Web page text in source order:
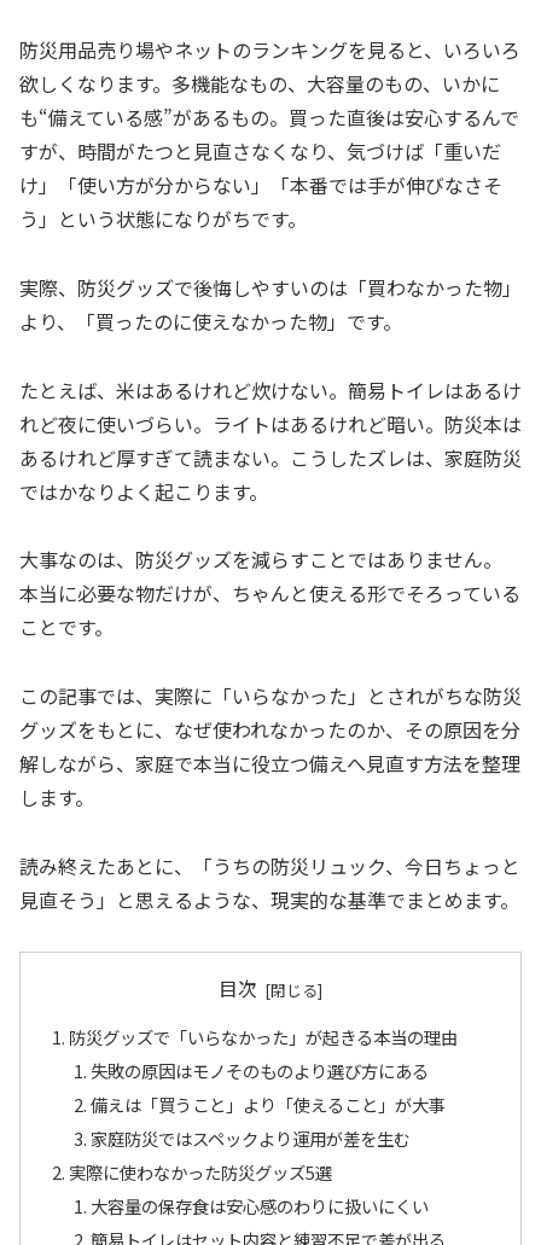
防災用品売り場やネットのランキングを見ると、いろいろ
欲しくなります。多機能なもの、大容量のもの、いかに
も“備えている感”があるもの。買った直後は安心するんで
すが、時間がたつと見直さなくなり、気づけば「重いだ
け」「使い方が分からない」「本番では手が伸びなさそ
う」という状態になりがちです。
実際、防災グッズで後悔しやすいのは「買わなかった物」
より、「買ったのに使えなかった物」です。
たとえば、米はあるけれど炊けない。簡易トイレはあるけ
れど夜に使いづらい。ライトはあるけれど暗い。防災本は
あるけれど厚すぎて読まない。こうしたズレは、家庭防災
ではかなりよく起こります。
大事なのは、防災グッズを減らすことではありません。
本当に必要な物だけが、ちゃんと使える形でそろっている
ことです。
この記事では、実際に「いらなかった」とされがちな防災
グッズをもとに、なぜ使われなかったのか、その原因を分
解しながら、家庭で本当に役立つ備えへ見直す方法を整理
します。
読み終えたあとに、「うちの防災リュック、今日ちょっと
見直そう」と思えるような、現実的な基準でまとめます。
目次
防災グッズで「いらなかった」が起きる本当の理由
失敗の原因はモノそのものより選び方にある
備えは「買うこと」より「使えること」が大事
家庭防災ではスペックより運用が差を生む
実際に使わなかった防災グッズ5選
大容量の保存食は安心感のわりに扱いにくい
簡易トイレはセット内容と練習不足で差が出る